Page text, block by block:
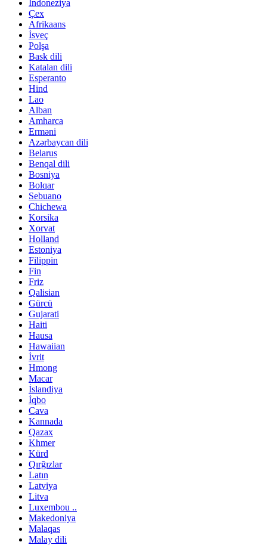
İndoneziya
Çex
Afrikaans
İsveç
Polşa
Bask dili
Katalan dili
Esperanto
Hind
Lao
Alban
Amharca
Erməni
Azərbaycan dili
Belarus
Benqal dili
Bosniya
Bolqar
Sebuano
Chichewa
Korsika
Xorvat
Holland
Estoniya
Filippin
Fin
Friz
Qalisian
Gürcü
Gujarati
Haiti
Hausa
Hawaiian
İvrit
Hmong
Macar
İslandiya
İqbo
Cava
Kannada
Qazax
Khmer
Kürd
Qırğızlar
Latın
Latviya
Litva
Luxembou ..
Makedoniya
Malaqas
Malay dili